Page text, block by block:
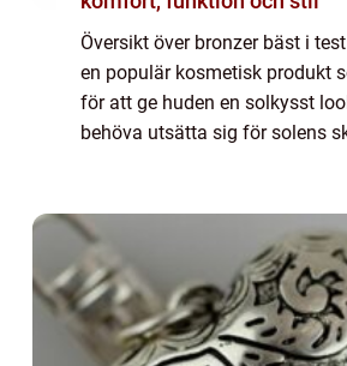
Översikt över bronzer bäst i
en populär kosmetisk produkt
för att ge huden en solkysst
behöva utsätta sig för solens